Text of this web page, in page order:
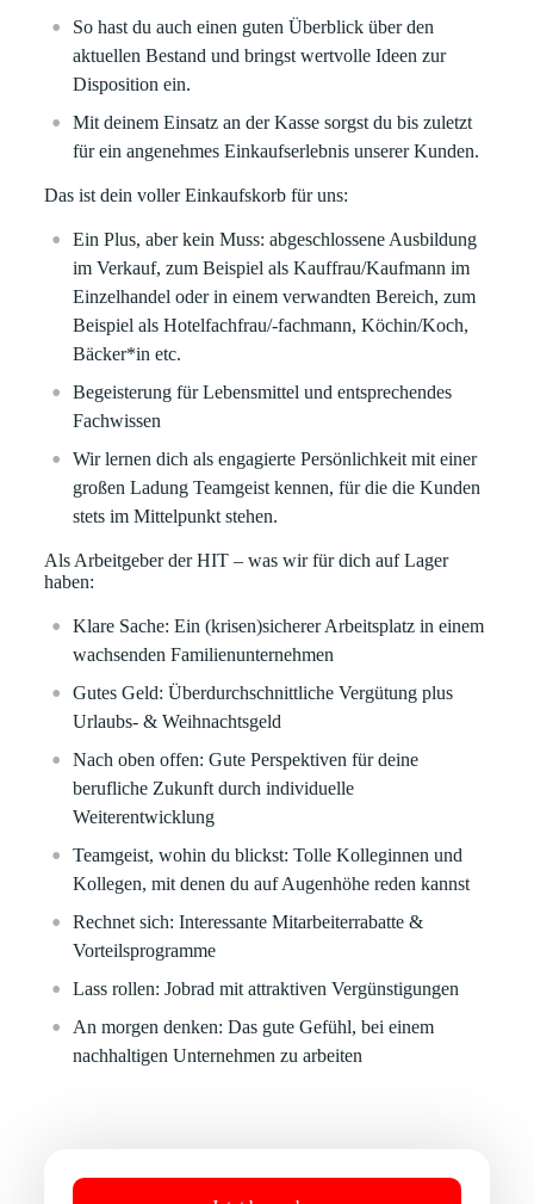
So hast du auch einen guten Überblick über den
aktuellen Bestand und bringst wertvolle Ideen zur
Disposition ein.
Mit deinem Einsatz an der Kasse sorgst du bis zuletzt
für ein angenehmes Einkaufserlebnis unserer Kunden.
Das ist dein voller Einkaufskorb für uns:
Ein Plus, aber kein Muss: abgeschlossene Ausbildung
im Verkauf, zum Beispiel als Kauffrau/Kaufmann im
Einzelhandel oder in einem verwandten Bereich, zum
Beispiel als Hotelfachfrau/-fachmann, Köchin/Koch,
Bäcker*in etc.
Begeisterung für Lebensmittel und entsprechendes
Fachwissen
Wir lernen dich als engagierte Persönlichkeit mit einer
großen Ladung Teamgeist kennen, für die die Kunden
stets im Mittelpunkt stehen.
Als Arbeitgeber der HIT – was wir für dich auf Lager
haben:
Klare Sache:Ein (krisen)sicherer Arbeitsplatz in einem
wachsenden Familienunternehmen
Gutes Geld:Überdurchschnittliche Vergütung plus
Urlaubs- & Weihnachtsgeld
Nach oben offen:Gute Perspektiven für deine
berufliche Zukunft durch individuelle
Weiterentwicklung
Teamgeist, wohin du blickst:Tolle Kolleginnen und
Kollegen, mit denen du auf Augenhöhe reden kannst
Rechnet sich:Interessante Mitarbeiterrabatte &
Vorteilsprogramme
Lass rollen:Jobrad mit attraktiven Vergünstigungen
An morgen denken:Das gute Gefühl, bei einem
nachhaltigen Unternehmen zu arbeiten